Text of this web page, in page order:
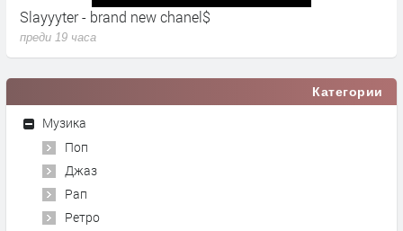
Slayyyter - brand new chanel$
преди 19 часа
Категории
Музика
Поп
Джаз
Рап
Ретро